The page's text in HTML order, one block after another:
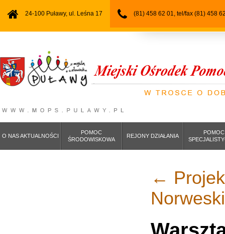
24-100 Puławy, ul. Leśna 17 (81) 458 62 01, tel/fax (81) 458
O NAS AKTUALNOŚCI
POMOC
ŚRODOWISKOWA
REJONY DZIAŁANIA
POMOC
←